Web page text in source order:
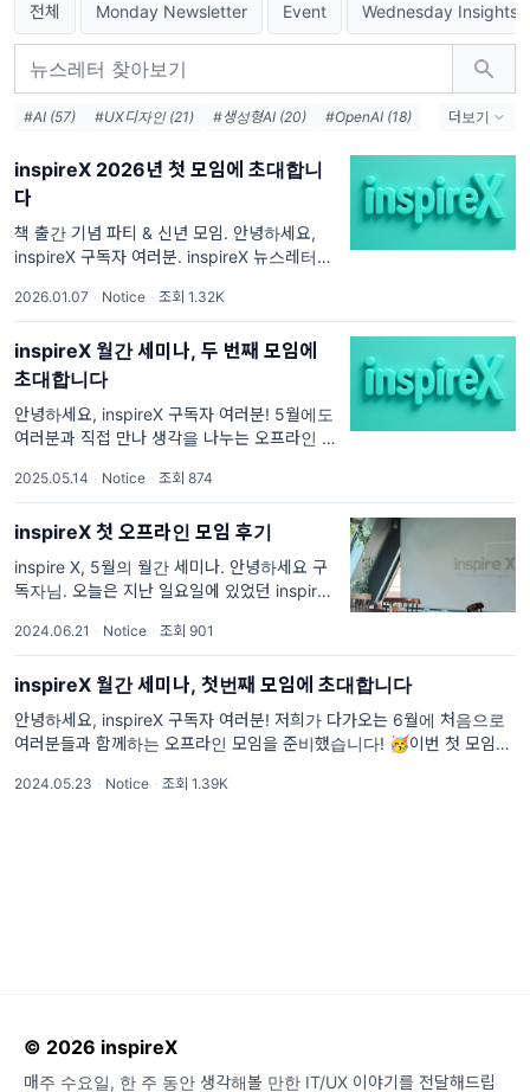
전체 Monday Newsletter Event Wednesday Insights
#AI (57) #UX디자인 (21) #생성형AI (20)
#OpenAI (18)
#UX리서치 (9)
#윤리적AI (8)
#사용자경험 (8)
#AI디자인 (8)
더보기
inspireX 2026년 첫 모임에 초대합니
다
책 출간 기념 파티 & 신년 모임. 안녕하세요,
inspireX 구독자 여러분. inspireX 뉴스레터를
으로 출판됩니다! 그래서 2026년 첫 모임은
inspireX의
2026.01.07 · Notice · 조회 1.32K
inspireX 월간 세미나, 두 번째 모임에
초대합니다
안녕하세요, inspireX 구독자 여러분! 5월에도
여러분과 직접 만나 생각을 나누는 오프라인 모
더 깊고 따뜻한 자리였다는 피드백을
2025.05.14 · Notice · 조회 874
inspireX 첫 오프라인 모임 후기
inspire X, 5월의 월간 세미나. 안녕하세요 구
독자님. 오늘은 지난 일요일에 있었던 inspireX
려 합니다. 저희가 첫 오프라인 모임이라 적은
수의 인원만 받았
2024.06.21 · Notice · 조회 901
inspireX 월간 세미나, 첫번째 모임에 초대합니다
안녕하세요, inspireX 구독자 여러분! 저희가 다가오는 6월에 처음으로
여러분들과 함께하는 오프라인 모임을 준비했습니다! 🥳이번 첫 모임에
2024.05.23 · Notice · 조회 1.39K
© 2026 inspireX
매주 수요일, 한 주 동안 생각해볼 만한 IT/UX 이야기를 전달해드립